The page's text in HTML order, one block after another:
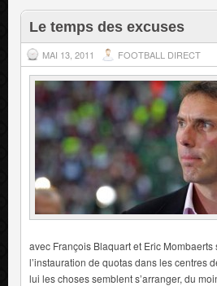
Le temps des excuses
MAI 13, 2011 FOOTBALL DIRECT
avec François Blaquart et Eric
l’instauration de quotas dans les centres
lui les choses semblent s’arranger, du